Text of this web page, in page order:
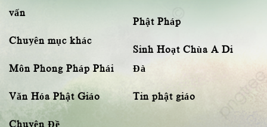
vấn
Chuyên mục khác
Môn Phong Pháp Phái
Văn Hóa Phật Giáo
Chuyên Đề
Phật Pháp
Sinh Hoạt Chùa A Di
Đà
Tin phật giáo